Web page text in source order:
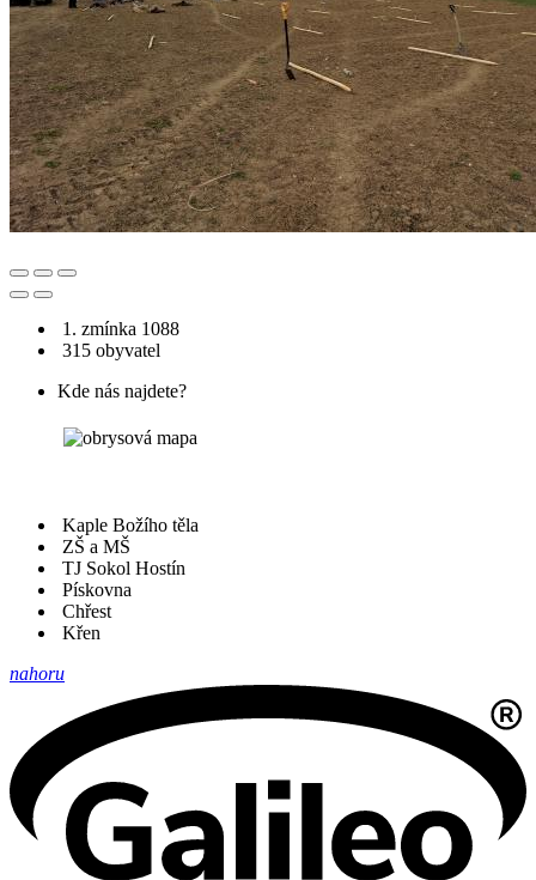
1. zmínka 1088
315 obyvatel
Kde nás najdete?
Kaple Božího těla
ZŠ a MŠ
TJ Sokol Hostín
Pískovna
Chřest
Křen
nahoru